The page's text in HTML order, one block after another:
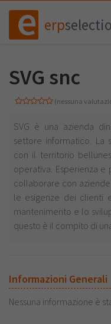
erp
SVG snc
(nessuna
SVG è una azienda
settore informatico. La
con il territorio
operativa. Esperienza e
collaborare con
le esigenze dei clienti
mantenimento e lo
questo è il compito di
Informazioni Generali
Nessuna informazione è